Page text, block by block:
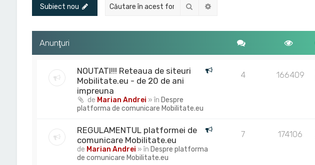
Subiect nou Căutare
Anunţuri
NOUTATI!!! Reteaua de siteuri
Mobilitate.eu - de 20 de ani
impreuna
de Marian Andrei » în Despre
platforma de comunicare Mobilitate.eu
4 166409
REGULAMENTUL platformei de
comunicare Mobilitate.eu
de Marian Andrei » în Despre platforma
de comunicare Mobilitate.eu
7 174106